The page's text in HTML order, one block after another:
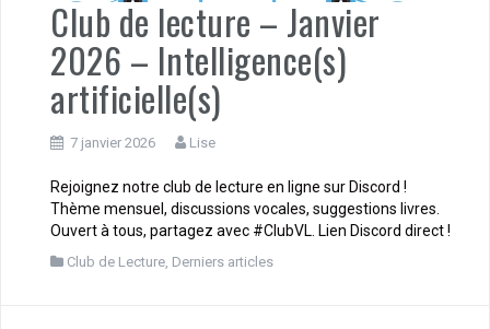
Club de lecture – Janvier
2026 – Intelligence(s)
artificielle(s)
7 janvier 2026 Lise
Rejoignez notre club de lecture en ligne sur Discord !
Thème mensuel, discussions vocales, suggestions livres.
Ouvert à tous, partagez avec #ClubVL. Lien Discord direct !
Club de Lecture Derniers articles